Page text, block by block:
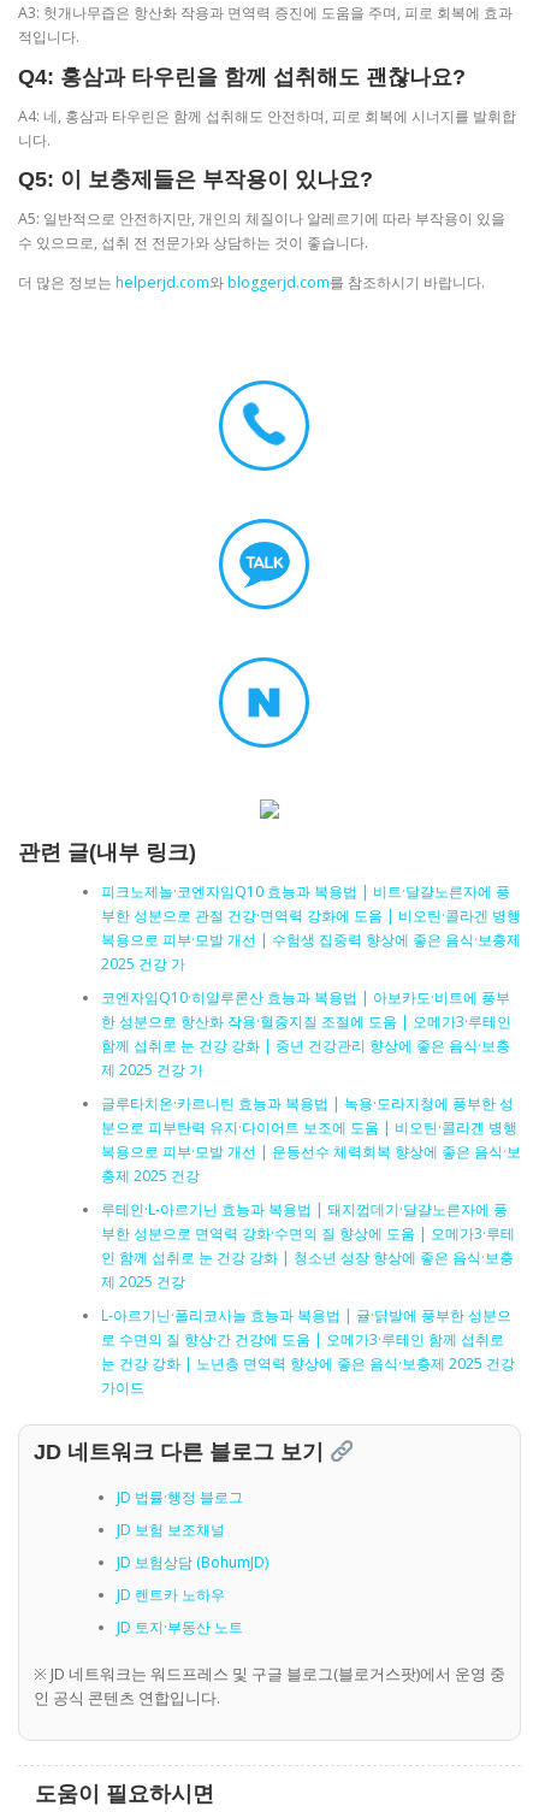
A3: 헛개나무즙은 항산화 작용과 면역력 증진에 도움을 주며, 피로 회복에 효과
적입니다.
Q4: 홍삼과 타우린을 함께 섭취해도 괜찮나요?
A4: 네, 홍삼과 타우린은 함께 섭취해도 안전하며, 피로 회복에 시너지를 발휘합
니다.
Q5: 이 보충제들은 부작용이 있나요?
A5: 일반적으로 안전하지만, 개인의 체질이나 알레르기에 따라 부작용이 있을
수 있으므로, 섭취 전 전문가와 상담하는 것이 좋습니다.
더 많은 정보는 helperjd.com와bloggerjd.com를 참조하시기 바랍니다.
관련 글(내부 링크)
피크노제놀·코엔자임Q10 효능과 복용법 | 비트·달걀노른자에 풍
부한 성분으로 관절 건강·면역력 강화에 도움 | 비오틴·콜라겐 병행
복용으로 피부·모발 개선 | 수험생 집중력 향상에 좋은 음식·보충제
2025 건강 가
코엔자임Q10·히알루론산 효능과 복용법 | 아보카도·비트에 풍부
한 성분으로 항산화 작용·혈중지질 조절에 도움 | 오메가3·루테인
함께 섭취로 눈 건강 강화 | 중년 건강관리 향상에 좋은 음식·보충
제 2025 건강 가
글루타치온·카르니틴 효능과 복용법 | 녹용·도라지청에 풍부한 성
분으로 피부탄력 유지·다이어트 보조에 도움 | 비오틴·콜라겐 병행
복용으로 피부·모발 개선 | 운동선수 체력회복 향상에 좋은 음식·보
충제 2025 건강
루테인·L-아르기닌 효능과 복용법 | 돼지껍데기·달걀노른자에 풍
부한 성분으로 면역력 강화·수면의 질 향상에 도움 | 오메가3·루테
인 함께 섭취로 눈 건강 강화 | 청소년 성장 향상에 좋은 음식·보충
제 2025 건강
L-아르기닌·폴리코사놀 효능과 복용법 | 귤·닭발에 풍부한 성분으
로 수면의 질 향상·간 건강에 도움 | 오메가3·루테인 함께 섭취로
눈 건강 강화 | 노년층 면역력 향상에 좋은 음식·보충제 2025 건강
가이드
JD 네트워크 다른 블로그 보기
JD 법률·행정 블로그
JD 보험 보조채널
JD 보험상담 (BohumJD)
JD 렌트카 노하우
JD 토지·부동산 노트
※ JD 네트워크는 워드프레스 및 구글 블로그(블로거스팟)에서 운영 중
인 공식 콘텐츠 연합입니다.
도움이 필요하시면